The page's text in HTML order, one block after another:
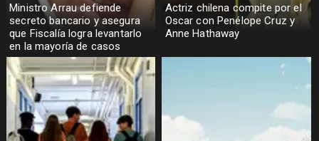
Ministro Arrau defiende
secreto bancario y asegura
que Fiscalía logra levantarlo
en la mayoría de casos
Actriz chilena compite por el
Oscar con Penélope Cruz y
Anne Hathaway